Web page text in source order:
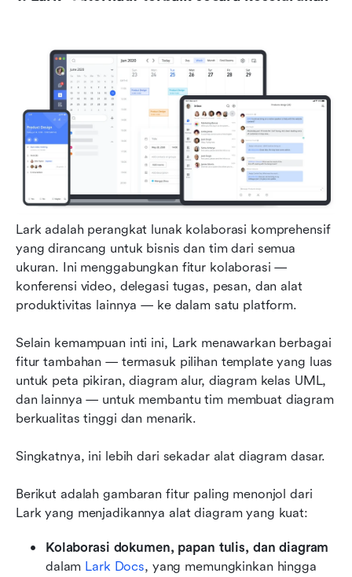
Lark adalah perangkat lunak kolaborasi komprehensif
yang dirancang untuk bisnis dan tim dari semua
ukuran. Ini menggabungkan fitur kolaborasi —
konferensi video, delegasi tugas, pesan, dan alat
produktivitas lainnya — ke dalam satu platform.
Selain kemampuan inti ini, Lark menawarkan berbagai
fitur tambahan — termasuk pilihan template yang luas
untuk peta pikiran, diagram alur, diagram kelas UML,
dan lainnya — untuk membantu tim membuat diagram
berkualitas tinggi dan menarik.
Singkatnya, ini lebih dari sekadar alat diagram dasar.
Berikut adalah gambaran fitur paling menonjol dari
Lark yang menjadikannya alat diagram yang kuat:
Kolaborasi dokumen, papan tulis, dan diagram
dalam Lark Docs, yang memungkinkan hingga